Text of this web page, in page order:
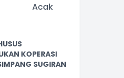
Acak
KOPERASI
SUGIRAN